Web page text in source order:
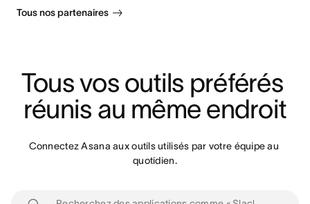
Tous nos partenaires
Tous vos outils préférés
réunis au même endroit
Connectez Asana aux outils utilisés par votre équipe au
quotidien.